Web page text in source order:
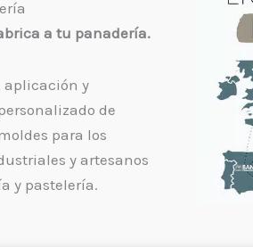
a tu panadería.
aplicación y
de
para los
y artesanos
y pastelería.